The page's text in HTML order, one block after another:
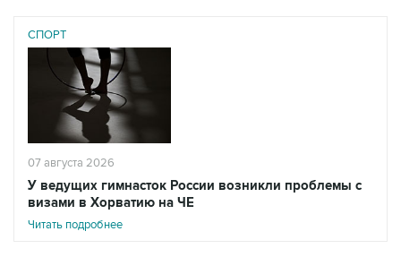
СПОРТ
07 августа 2026
У ведущих гимнасток России возникли проблемы с
визами в Хорватию на ЧЕ
Читать подробнее